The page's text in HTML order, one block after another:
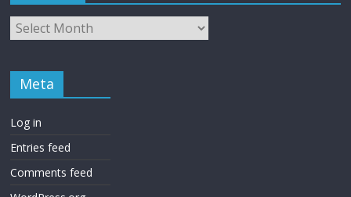
Meta
Log in
Entries feed
Comments feed